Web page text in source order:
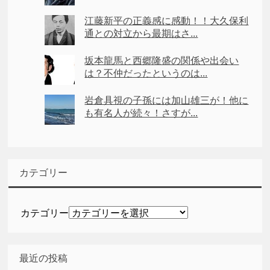
江藤新平の正義感に感動！！大久保利
通との対立から最期はさ...
坂本龍馬と西郷隆盛の関係や出会い
は？不仲だったというのは...
岩倉具視の子孫には加山雄三が！他に
も有名人が続々！さすが...
カテゴリー
カテゴリー
最近の投稿